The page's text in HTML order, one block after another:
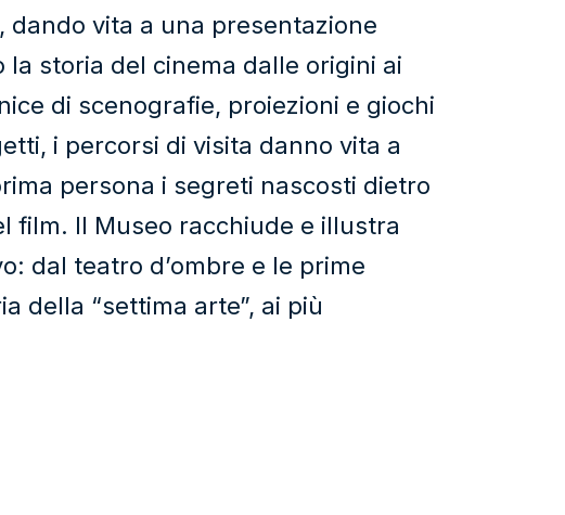
dando vita a una presentazione
storia del cinema dalle origini ai
di scenografie, proiezioni e giochi
i percorsi di visita danno vita a
persona i segreti nascosti dietro
film. Il Museo racchiude e illustra
dal teatro d’ombre e le prime
della “settima arte”, ai più